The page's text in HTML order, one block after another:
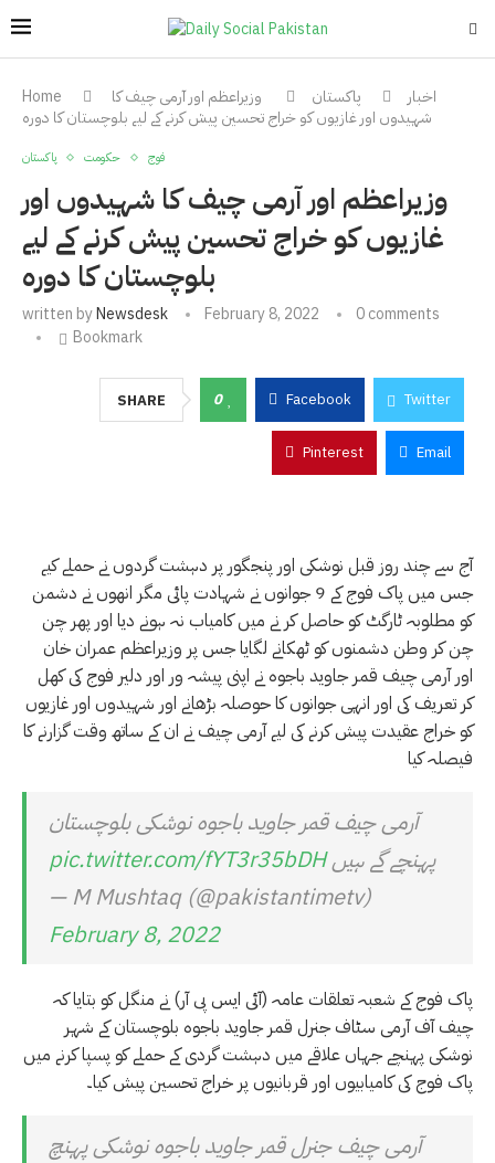
Home اخبار پاکستان
وزیراعظم اور آرمی چیف کا
شہیدوں اور غازیوں کو خراج تحسین پیش کرنے کے لیے بلوچستان کا دورہ
پاکستان حکومت فوج
وزیراعظم اور آرمی چیف کا شہیدوں اور
غازیوں کو خراج تحسین پیش کرنے کے لیے
بلوچستان کا دورہ
written byNewsdesk February 8, 2022
0 comments
Bookmark
SHARE 0 Facebook Twitter
Pinterest Email
آج سے چند روز قبل نوشکی اور پنجگور پر دہشت گردوں نے حملے کیے
جس میں پاک فوج کے 9 جوانوں نے شہادت پائی مگر انھوں نے دشمن
کو مطلوبہ ٹارگٹ کو حاصل کر نے میں کامیاب نہ ہونے دیا اور پھر چن
چن کر وطن دشمنوں کو ٹھکانے لگایا جس پر وزیراعظم عمران خان
اور آرمی چیف قمر جاوید باجوہ نے اپنی پیشہ ور اور دلیر فوج کی کھل
کر تعریف کی اور انہی جوانوں کا حوصلہ بڑھانے اور شہیدوں اور غازیوں
کو خراج عقیدت پیش کرنے کی لیے آرمی چیف نے ان کے ساتھ وقت گزارنے کا
فیصلہ کیا
آرمی چیف قمر جاوید باجوہ نوشکی بلوچستان
پہنچے گے ہیںpic.twitter.com/fYT3r35bDH
— M Mushtaq (@pakistantimetv)
February 8, 2022
پاک فوج کے شعبہ تعلقات عامہ (آئی ایس پی آر) نے منگل کو بتایا کہ
چیف آف آرمی سٹاف جنرل قمر جاوید باجوہ بلوچستان کے شہر
نوشکی پہنچے جہاں علاقے میں دہشت گردی کے حملے کو پسپا کرنے میں
پاک فوج کی کامیابیوں اور قربانیوں پر خراج تحسین پیش کیا۔
آرمی چیف جنرل قمر جاوید باجوہ نوشکی پہنچ